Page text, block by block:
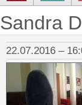
Sandra
22.07.2016 –